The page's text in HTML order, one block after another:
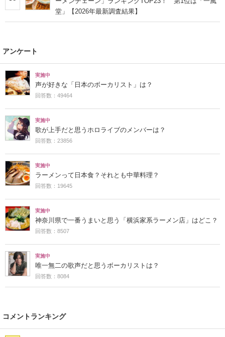
堂」【2026年最新調査結果】
アンケート
実施中
声が好きな「日本のボーカリスト」は？
回答数：49464
実施中
歌が上手だと思うホロライブのメンバーは？
回答数：23856
実施中
ラーメンって日本食？それとも中華料理？
回答数：19645
実施中
神奈川県で一番うまいと思う「横浜家系ラーメン店」はどこ？
回答数：8507
実施中
唯一無二の歌声だと思うボーカリストは？
回答数：8084
コメントランキング